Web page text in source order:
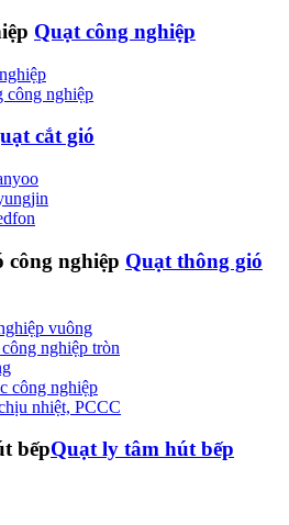
Quạt công nghiệp
công nghiệp
cắt gió
Quạt thông gió
vuông
nghiệp tròn
công nghiệp
nhiệt, PCCC
Quạt ly tâm hút bếp